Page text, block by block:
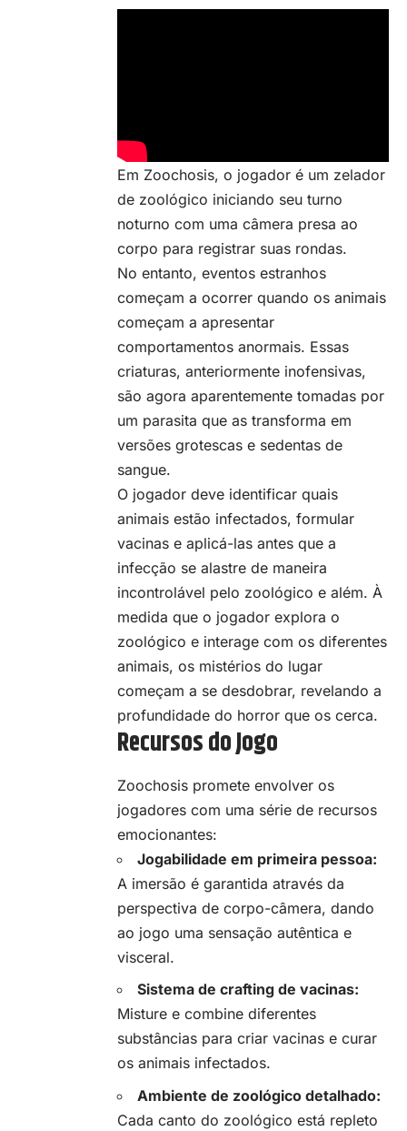
Em Zoochosis, o jogador é um zelador
de zoológico iniciando seu turno
noturno com uma câmera presa ao
corpo para registrar suas rondas.
No entanto, eventos estranhos
começam a ocorrer quando os animais
começam a apresentar
comportamentos anormais. Essas
criaturas, anteriormente inofensivas,
são agora aparentemente tomadas por
um parasita que as transforma em
versões grotescas e sedentas de
sangue.
O jogador deve identificar quais
animais estão infectados, formular
vacinas e aplicá-las antes que a
infecção se alastre de maneira
incontrolável pelo zoológico e além. À
medida que o jogador explora o
zoológico e interage com os diferentes
animais, os mistérios do lugar
começam a se desdobrar, revelando a
profundidade do horror que os cerca.
Recursos do Jogo
Zoochosis promete envolver os
jogadores com uma série de recursos
emocionantes:
Jogabilidade em primeira pessoa:
A imersão é garantida através da
perspectiva de corpo-câmera, dando
ao jogo uma sensação autêntica e
visceral.
Sistema de crafting de vacinas:
Misture e combine diferentes
substâncias para criar vacinas e curar
os animais infectados.
Ambiente de zoológico detalhado:
Cada canto do zoológico está repleto